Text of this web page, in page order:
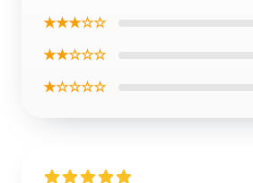
★★★☆☆
★★☆☆☆
★☆☆☆☆